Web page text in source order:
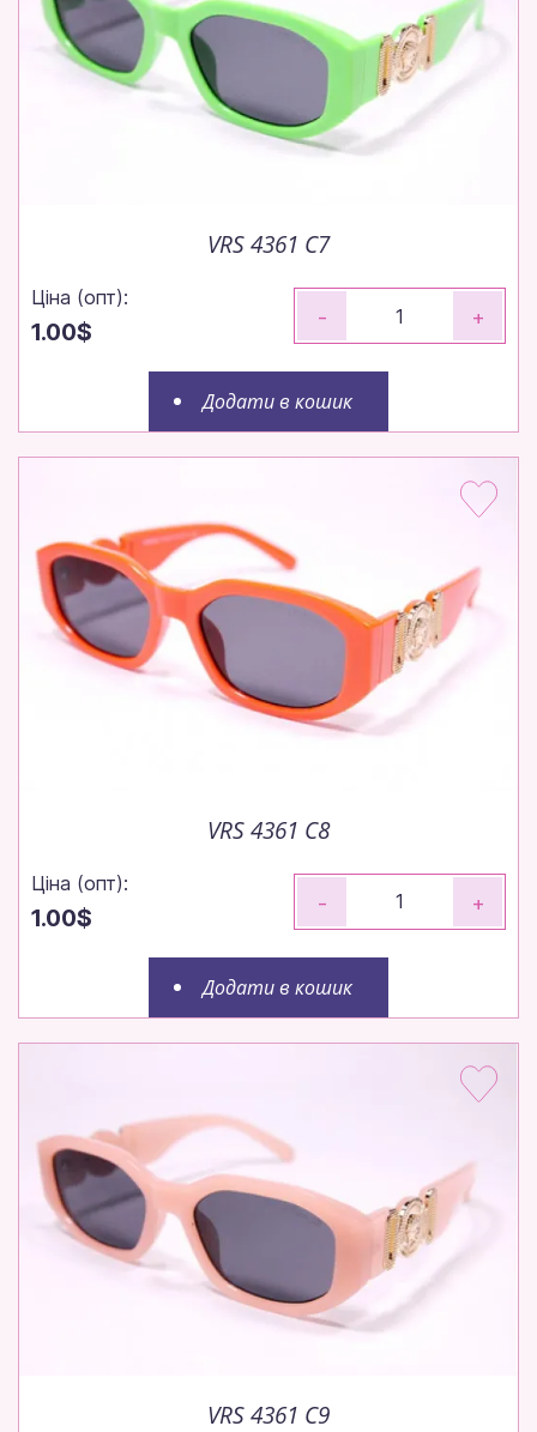
VRS 4361 C7
Ціна (опт):
1.00$
- +
Додати в кошик
VRS 4361 C8
Ціна (опт):
1.00$
- +
Додати в кошик
VRS 4361 C9